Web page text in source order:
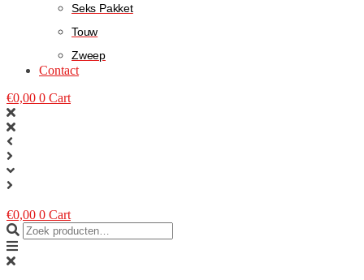
Seks Pakket
Touw
Zweep
Contact
€0,00 0 Cart
€0,00 0 Cart